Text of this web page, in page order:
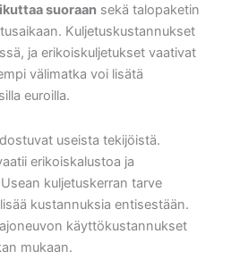
suoraan sekä talopaketin
Kuljetuskustannukset
ja erikoiskuljetukset vaativat
välimatka voi lisätä
euroilla.
useista tekijöistä.
erikoiskalustoa ja
kuljetuskerran tarve
kustannuksia entisestään.
käyttökustannukset
mukaan.